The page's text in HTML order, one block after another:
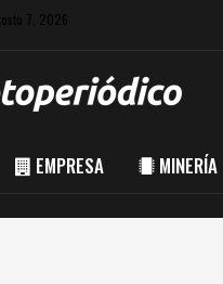
7, 2026
EMPRESA MINERÍA